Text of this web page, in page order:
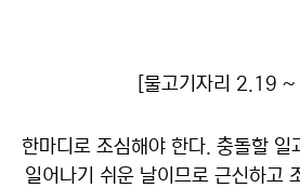
[물고기자리 2.19
한마디로 조심해야 한다. 충돌할 일
일어나기 쉬운 날이므로 근신하고